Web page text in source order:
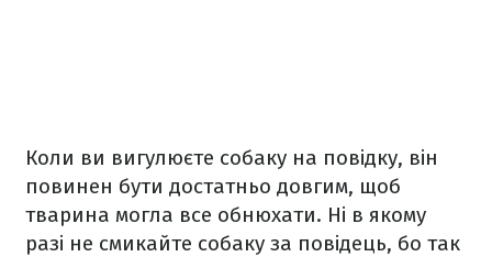
Коли ви вигулюєте собаку на повідку, він
повинен бути достатньо довгим, щоб
тварина могла все обнюхати. Ні в якому
разі не смикайте собаку за повідець, бо так